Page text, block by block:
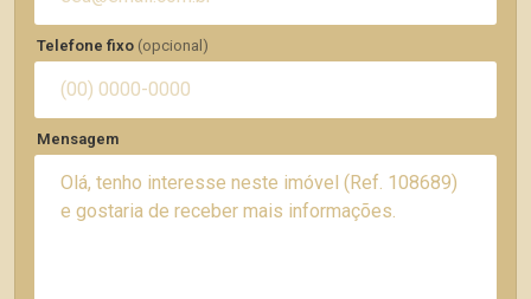
Telefone fixo (opcional)
Mensagem